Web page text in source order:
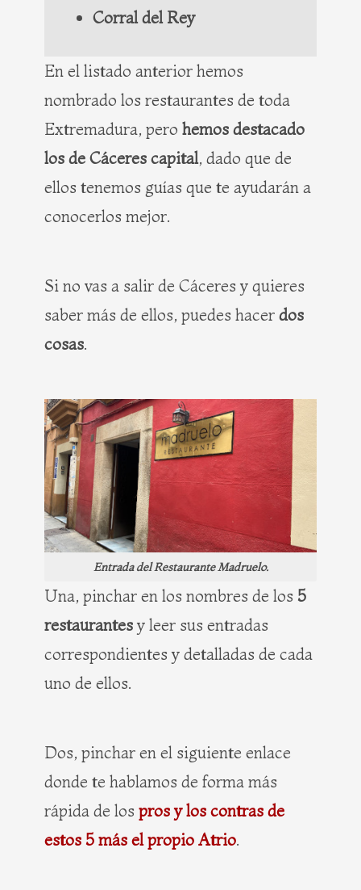
Corral del Rey
En el listado anterior hemos
nombrado los restaurantes de toda
Extremadura, pero hemos destacado
los de Cáceres capital, dado que de
ellos tenemos guías que te ayudarán a
conocerlos mejor.
Si no vas a salir de Cáceres y quieres
saber más de ellos, puedes hacer dos
cosas.
Entrada del Restaurante Madruelo.
Una, pinchar en los nombres de los 5
restaurantes y leer sus entradas
correspondientes y detalladas de cada
uno de ellos.
Dos, pinchar en el siguiente enlace
donde te hablamos de forma más
rápida de los pros y los contras de
estos 5 más el propio Atrio.